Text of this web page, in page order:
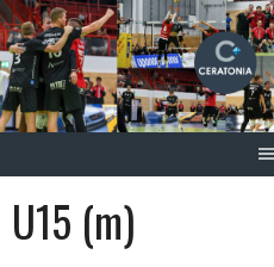
Springe
zum
Inhalt
U15 (m)